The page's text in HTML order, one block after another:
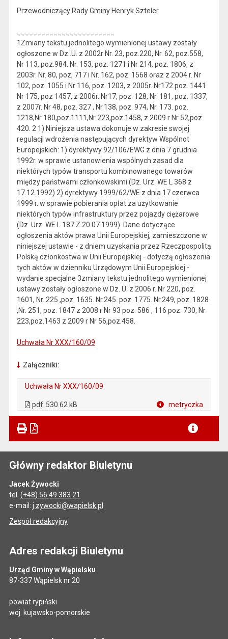
Przewodniczący Rady Gminy Henryk Szteler
1Zmiany tekstu jednolitego wymienionej ustawy zostały
ogłoszone w Dz .U. z 2002r Nr. 23, poz.220, Nr. 62, poz.558,
Nr 113, poz.984. Nr. 153, poz. 1271 i Nr 214, poz. 1806, z
2003r. Nr. 80, poz, 717 i Nr. 162, poz. 1568 oraz z 2004 r. Nr
102, poz. 1055 i Nr 116, poz. 1203, z 2005r. Nr172 poz. 1441
Nr 175, poz 1457, z 2006r. Nr17, poz. 128, Nr. 181, poz. 1337,
z 2007r. Nr 48, poz. 327 , Nr.138, poz. 974, Nr. 173. poz.
1218,Nr 180,poz.1111,Nr 223,poz.1458, z 2009 r Nr 52,poz.
420. 2 1) Niniejsza ustawa dokonuje w zakresie swojej
regulacji wdrożenia następujących dyrektyw Wspólnot
Europejskich: 1) dyrektywy 92/106/EWG z dnia 7 grudnia
1992r. w sprawie ustanowienia wspólnych zasad dla
niektórych typów transportu kombinowanego towarów
między państwami członkowskimi (Dz. Urz. WE L 368 z
17.12.1992) 2) dyrektywy 1999/62/WE z dnia 17 czerwca
1999 r. w sprawie pobierania opłat za użytkowanie
niektórych typów infrastruktury przez pojazdy ciężarowe
(Dz. Urz. WE L 187 Z 20.07.1999). Dane dotyczące
ogłoszenia aktów prawa Unii Europejskiej, zamieszczone w
niniejszej ustawie - z dniem uzyskania przez Rzeczpospolitą
Polską członkostwa w Unii Europejskiej - dotyczą ogłoszenia
tych aktów w dzienniku Urzędowym Unii Europejskiej -
wydanie specjalne 3zmiany tekstu jednolitego wymienionej
ustawy zostały ogłoszone w Dz. U. z 2006 r. Nr 220, poz.
1601, Nr. 225 ,poz. 1635. Nr.245. poz. 1775. Nr.249, poz. 1828
,Nr. 251, poz. 1847 z 2008 r Nr 93 poz. 586 , 116 poz. 730, Nr
223,poz.1463 z 2009 r Nr 56,poz.458.
Uchwała Nr XXX/160/09
Załączniki:
Uchwała Nr XXX/160/09
pdf 530.62 kB metryczka
Główny redaktor Biuletynu
Jacek Żywocki
tel. (+48) 56 49 383 21
e-mail: j.zywocki@wapielsk.pl
Zespół redakcyjny
Adres redakcji Biuletynu
Urząd Gminy w Wąpielsku
87-337 Wąpielsk nr 20
powiat rypiński
woj. kujawsko-pomorskie